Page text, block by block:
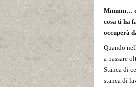
Mmmm…
cosa ti ha
occuperà
Quando
a passare
Stanca di
stanca di